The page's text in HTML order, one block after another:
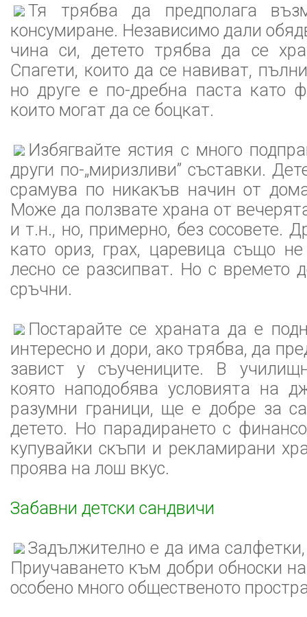
Тя трябва да предполага
консумиране. Независимо дали
чина си, детето трябва да се
Спагети, които да се навиват,
но друге е по-дребна паста като
които могат да се боцкат.
Избягвайте ястия с много
други по-„миризливи” съставки.
срамува по никакъв начин от
Може да ползвате храна от
и т.н., но, примерно, без сосовете.
като ориз, грах, царевица също
лесно се разсипват. Но с времето
сръчни.
Постарайте се храната да е
интересно и дори, ако трябва, да
завист у съучениците. В
която наподобява условията на
разумни граници, ще е добре за
детето. Но парадирането с
купувайки скъпи и рекламирани
проява на лош вкус.
Забавни детски сандвичи
Задължително е да има
Приучаването към добри обноски
особено много общественото